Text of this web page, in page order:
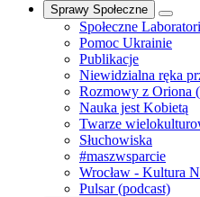
Sprawy Społeczne
Społeczne
Pomoc Ukrainie
Publikacje
Niewidzialna ręka
Rozmowy z Oriona
Nauka jest Kobietą
Twarze
Słuchowiska
#maszwsparcie
Wrocław - Kultura
Pulsar (podcast)